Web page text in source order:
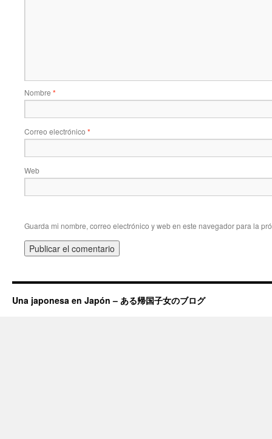
Nombre *
Correo electrónico *
Web
Guarda mi nombre, correo electrónico y web en este navegador para la
Una japonesa en Japón – ある帰国子女のブログ